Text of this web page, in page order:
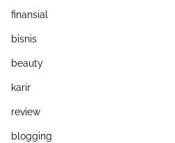
finansial
bisnis
beauty
karir
review
blogging